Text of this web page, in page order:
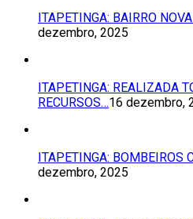
ITAPETINGA: BAIRRO
dezembro, 2025
ITAPETINGA: REALIZADA
RECURSOS…16 dezembro,
ITAPETINGA: BOMBEIROS
dezembro, 2025